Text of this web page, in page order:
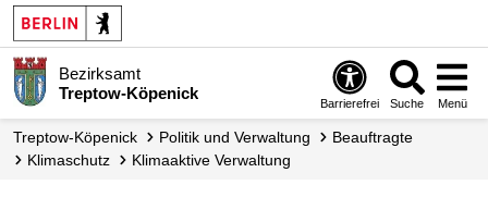
Bezirksamt
Treptow-Köpenick
Barrierefrei Suche Menü
Treptow-Köpenick Politik und Verwaltung
Beauftragte
Klimaschutz
Klimaaktive Verwaltung